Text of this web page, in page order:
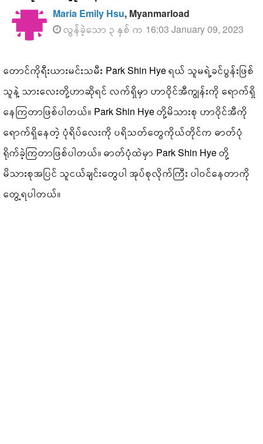
Maria Emily Hsu, Myanmarload
လွန်ခဲ့သော ၃ နှစ် က 16:03 January 09, 2023
တောင်ကိုရီးယားမင်းသမီး Park Shin Hye ရယ် သူမရဲ့ခင်ပွန်းဖြစ်
သူနဲ့ သားလေးတို့ဟာဆိုရင် လက်ရှိမှာ ဟာဝိုင်အီကျွန်းကို ရောက်ရှိ
နေကြတာဖြစ်ပါတယ်။ Park Shin Hye တို့မိသားစု ဟာဝိုင်အီကို
ရောက်ရှိနေတဲ့ ပုံရိပ်လေးကို ပရိသတ်တွေကိုယ်တိုင်က ဓာတ်ပုံ
ရိုက်ခဲ့ကြတာဖြစ်ပါတယ်။ ဓာတ်ပုံထဲမှာ Park Shin Hye တို့
မိသားစုအပြင် သူငယ်ချင်းတွေပါ အုပ်စုလိုက်ကြီး ပါဝင်နေတာကို
တွေ့ရပါတယ်။